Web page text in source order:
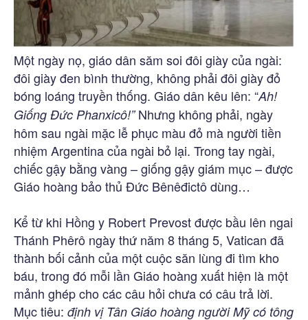
Một ngày nọ, giáo dân săm soi đôi giày của ngài:
đôi giày đen bình thường, không phải đôi giày đỏ
bóng loáng truyền thống. Giáo dân kêu lên: “Ah!
Giống Đức Phanxicô!”Nhưng không phải, ngày
hôm sau ngài mặc lễ phục màu đỏ mà người tiền
nhiệm Argentina của ngài bỏ lại. Trong tay ngài,
chiếc gậy bằng vàng – giống gậy giám mục – được
Giáo hoàng bảo thủ Đức Bênêđictô dùng…
Kể từ khi Hồng y Robert Prevost được bầu lên ngai
Thánh Phêrô ngày thứ năm 8 tháng 5, Vatican đã
thành bối cảnh của một cuộc săn lùng đi tìm kho
báu, trong đó mỗi lần Giáo hoàng xuất hiện là một
mảnh ghép cho các câu hỏi chưa có câu trả lời.
Mục tiêu: định vị Tân Giáo hoàng người Mỹ có tông